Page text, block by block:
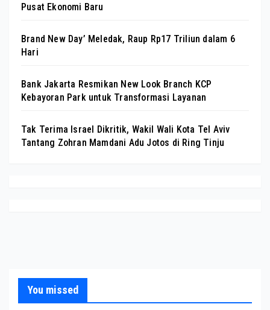
Pusat Ekonomi Baru
Brand New Day’ Meledak, Raup Rp17 Triliun dalam 6
Hari
Bank Jakarta Resmikan New Look Branch KCP
Kebayoran Park untuk Transformasi Layanan
Tak Terima Israel Dikritik, Wakil Wali Kota Tel Aviv
Tantang Zohran Mamdani Adu Jotos di Ring Tinju
You missed